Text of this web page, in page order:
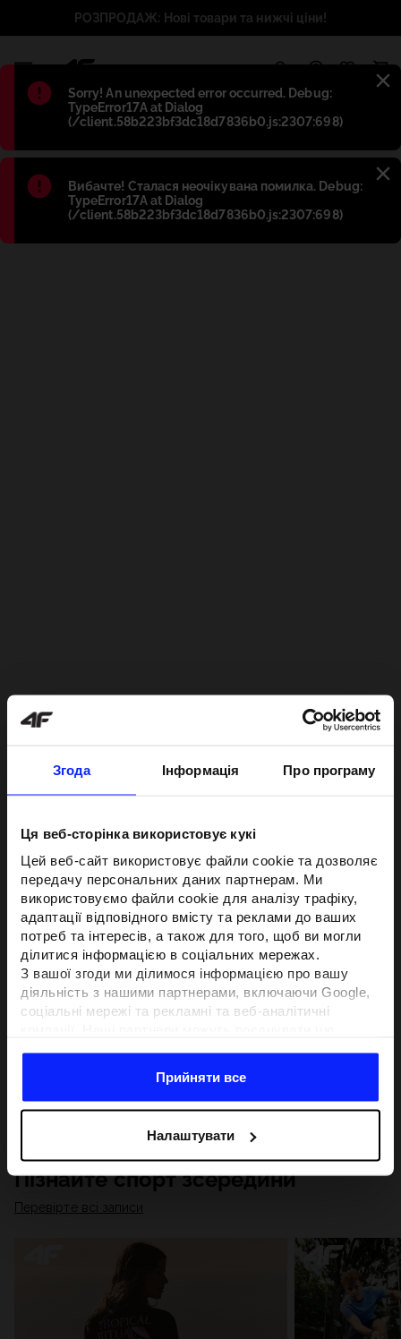
Згода Інформація Про програму
Ця веб-сторінка використовує кукі
Цей веб-сайт використовує файли cookie та дозволяє
передачу персональних даних партнерам. Ми
використовуємо файли cookie для аналізу трафіку,
адаптації відповідного вмісту та реклами до ваших
потреб та інтересів, а також для того, щоб ви могли
ділитися інформацією в соціальних мережах.
З вашої згоди ми ділимося інформацією про вашу
діяльність з нашими партнерами, включаючи Google,
соціальні мережі та рекламні та веб-аналітичні
отримують у результаті використання вами їхніх
послуг.З вашої згоди ми також можемо ділитися
з метою націлювання та покращення відображення
відповідної онлайн-реклами, проведення аналітики,
відповідності вмісту та вдосконалення рішень, які
пропонують наші партнери (наприклад, соціальні
мережі). Детальну інформацію можна знайти в нашій
та в розділі «Деталі».
Прийняти все
Налаштувати
Błąd:
Sorry! An unexpected error occurred. Debug:
TypeError17A at Dialog
(/client.58b223bf3dc18d7836b0.js:2307:698)
Błąd:
Вибачте! Сталася неочікувана помилка. Debug:
TypeError17A at Dialog
(/client.58b223bf3dc18d7836b0.js:2307:698)
РОЗПРОДАЖ: Нові товари та нижчі ціни!
Пізнайте спорт зсередини
Перевірте всі записи